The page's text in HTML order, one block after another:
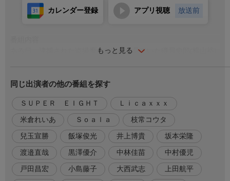
もっと見る
カレンダー登録 アプリ視聴 放送前
ある日、逮捕された盗撮魔のスマホを見ていた磯貝史郎(横山裕)
なった当日撮影されたもので、ヒナタがよく見ると、姉はなぜか
派手な服に身を包んでいた。それもそのはず、磯貝の調べによる
とアキは週末だけキャバクラで働いていたらしく、その事実を知
らなかったヒナタは驚きを隠せない。
番組内容2
さらに、アキが働いていた店ではほかにも行方不明になった女性
がいることが分かり、シリアルキラーのにおいを嗅ぎつけた二人
は早速、犯人の手がかりを探ろうとする。
同じ出演者の他の番組を探す
ＳＵＰＥＲ ＥＩＧＨＴ Ｌｉｃａｘｘｘ
米倉れいあ Ｓｏａｌａ 枝常コウタ
兒玉宣勝 飯塚俊光 井上博貴 坂本栄隆
渡邉直哉 黒澤優介 中林佳苗 中村優児
戸田昌宏 小島藤子 大西武志 上田航平